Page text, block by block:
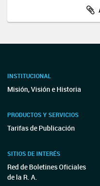
INSTITUCIONAL
Misión, Visión e Historia
PRODUCTOS Y SERVICIOS
Tarifas de Publicación
SITIOS DE INTERÉS
Red de Boletines Oficiales
de la R. A.